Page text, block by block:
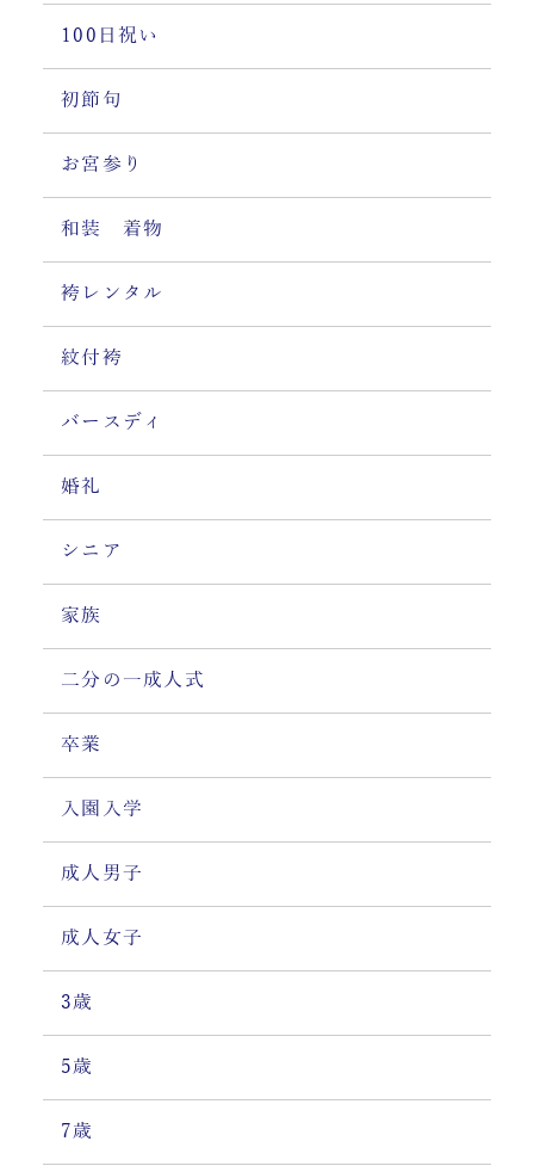
100日祝い
初節句
お宮参り
和装 着物
袴レンタル
紋付袴
バースディ
婚礼
シニア
家族
二分の一成人式
卒業
入園入学
成人男子
成人女子
3歳
5歳
7歳